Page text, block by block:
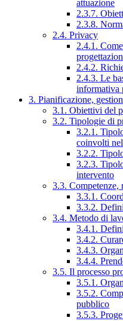
attuazione
2.3.7.
2.3.8.
2.4. Privacy
2.4.1.
2.4.2.
2.4.3. Le
informativa
3. Pianificazione,
3.1. Obiettivi del
3.2. Tipologie di
3.2.1.
coinvolti
3.2.2.
3.2.3.
intervento
3.3.
3.3.1.
3.3.2.
3.4. Metodo di
3.4.1.
3.4.2.
3.4.3.
3.4.4.
3.5. Il processo
3.5.1.
3.5.2.
pubblico
3.5.3.